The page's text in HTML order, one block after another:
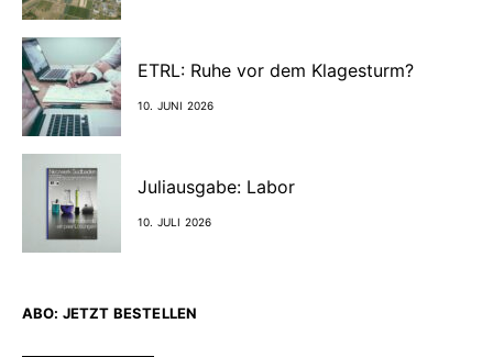
ETRL: Ruhe vor dem Klagesturm?
10. JUNI 2026
Juliausgabe: Labor
10. JULI 2026
ABO: JETZT BESTELLEN